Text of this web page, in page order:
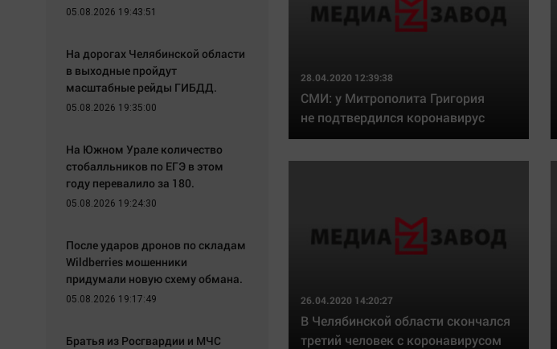
05.08.2026 19:43:51
На дорогах Челябинской области
в выходные пройдут
масштабные рейды ГИБДД.
05.08.2026 19:35:00
На Южном Урале количество
стобалльников по ЕГЭ в этом
году перевалило за 180.
05.08.2026 19:24:30
После ударов дронов по складам
Wildberries мошенники
придумали новую схему обмана.
05.08.2026 19:17:49
Братья из Росгвардии и МЧС
28.04.2020 12:39:38
СМИ: у Митрополита Григория
не подтвердился коронавирус
26.04.2020 14:20:27
В Челябинской области скончался
третий человек с коронавирусом